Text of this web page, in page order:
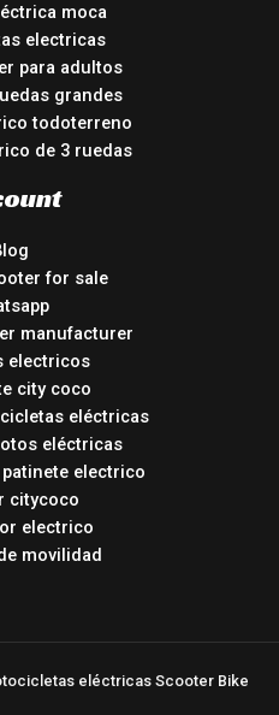
moca
electricas
para adultos
grandes
todoterreno
de 3 ruedas
for sale
manufacturer
electricos
city coco
eléctricas
eléctricas
electrico
citycoco
electrico
movilidad
eléctricas Scooter Bike